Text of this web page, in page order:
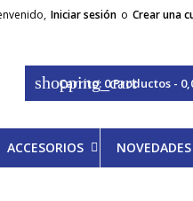
Iniciar sesión o Crear una
shopping_cart
Carrito: 0Productos -
ACCESORIOS NOVEDADES